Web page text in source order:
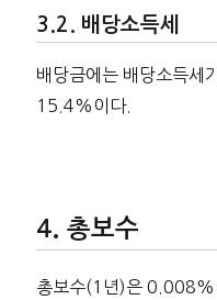
배당소득세
배당금에는 배당소득세
15.4%이다.
총보수
총보수(1년)은 0.008%